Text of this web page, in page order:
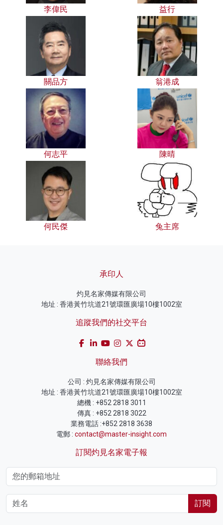
李偉民 益行
關品方 翁港成
何志平 陳晴
何民傑 兔主席
承印人
灼見名家傳媒有限公司
地址 : 香港黃竹坑道21號環匯廣場10樓1002室
追蹤我們的社交平台
聯絡我們
公司 : 灼見名家傳媒有限公司
地址 : 香港黃竹坑道21號環匯廣場10樓1002室
總機 : +852 2818 3011
傳真 : +852 2818 3022
業務電話 :+852 2818 3638
電郵 : contact@master-insight.com
訂閱灼見名家電子報
訂閱